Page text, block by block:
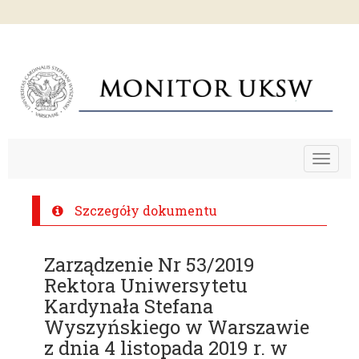
Toggle
Szczegóły dokumentu
Zarządzenie Nr 53/2019
Rektora Uniwersytetu
Kardynała Stefana
Wyszyńskiego w Warszawie
z dnia 4 listopada 2019 r. w